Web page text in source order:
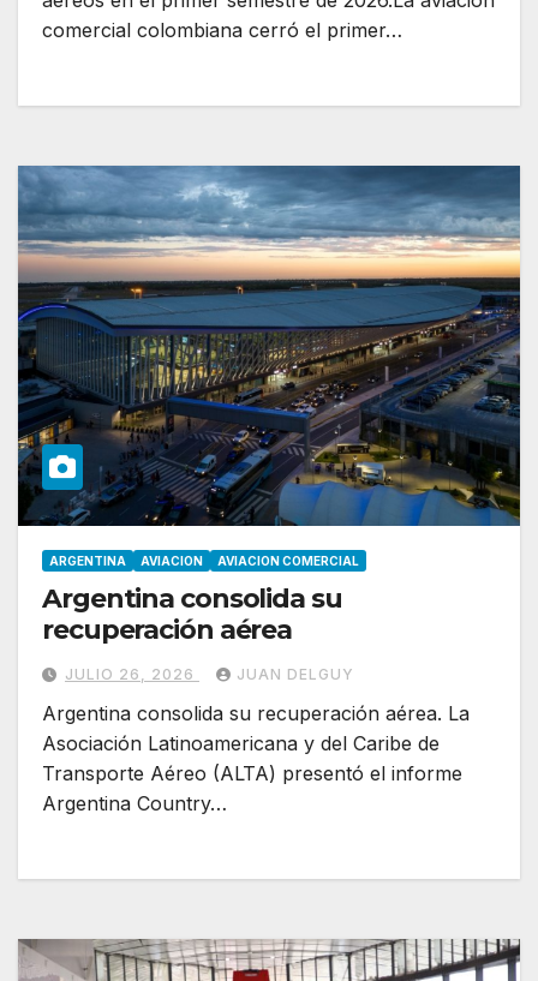
comercial colombiana cerró el primer…
ARGENTINA AVIACION AVIACION COMERCIAL
Argentina consolida su
recuperación aérea
JULIO 26, 2026 JUAN DELGUY
Argentina consolida su recuperación aérea. La
Asociación Latinoamericana y del Caribe de
Transporte Aéreo (ALTA) presentó el informe
Argentina Country…